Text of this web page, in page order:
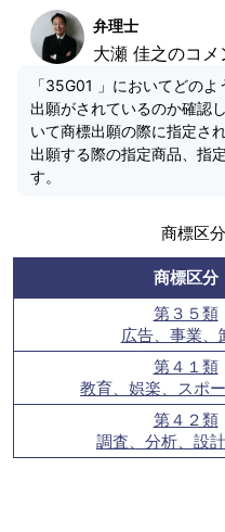
弁理士
大瀬 佳之のコメ
「35G01 」においてどの
出願がされているのか確認
いて商標出願の際に指定さ
出願する際の指定商品、指
す。
商標区
商標区分
第３５類
広告、事業、
第４１類
教育、娯楽、スポ
第４２類
調査、分析、設